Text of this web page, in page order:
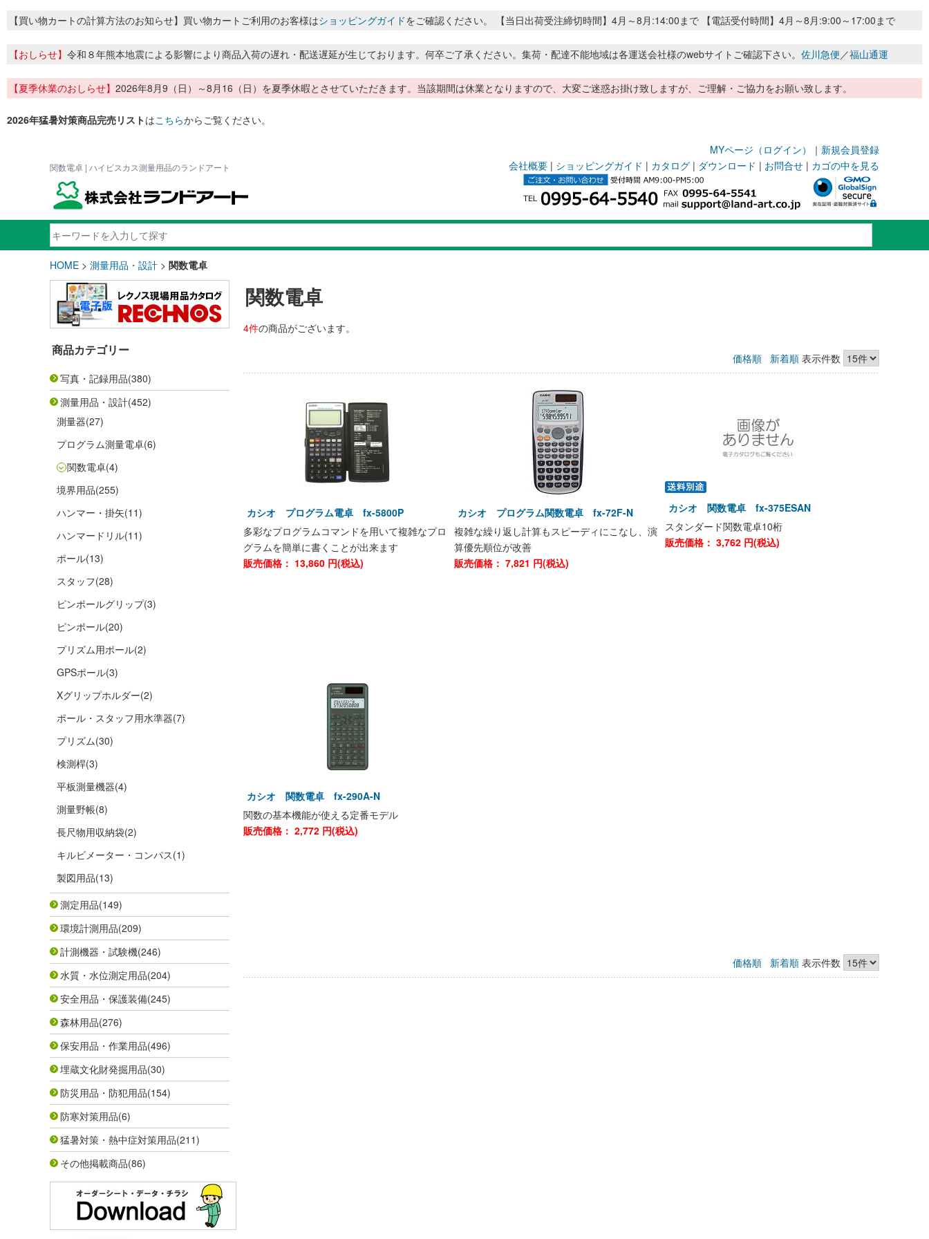
【買い物カートの計算方法のお知らせ】買い物カートご利用のお客様はショッピングガイドをご確認ください。 【当日出荷受注締切時間】4月～8月:14:00まで 【電話受付時間】4月～8月:9:00～17:00まで
【おしらせ】 令和８年熊本地震による影響により商品入荷の遅れ・配送遅延が生じております。何卒ご了承ください。集荷・配達不能地域は各運送会社様のwebサイトご確認下さい。 佐川急便／福山通運
【夏季休業のおしらせ】 2026年8月9（日）～8月16（日）を夏季休暇とさせていただきます。当該期間は休業となりますので、大変ご迷惑お掛け致しますが、ご理解・ご協力をお願い致します。
2026年猛暑対策商品完売リストはこちらからご覧ください。
MYページ（ログイン） ｜ 新規会員登録
関数電卓 | ハイビスカス測量用品のランドアート 会社概要 | ショッピングガイド | カタログ | ダウンロード | お問合せ | カゴの中を見る
HOME > 測量用品・設計 > 関数電卓
商品カテゴリー
写真・記録用品(380)
測量用品・設計(452)
測量器(27)
プログラム測量電卓(6)
関数電卓(4)
境界用品(255)
ハンマー・掛矢(11)
ハンマードリル(11)
ポール(13)
スタッフ(28)
ピンポールグリップ(3)
ピンポール(20)
プリズム用ポール(2)
GPSポール(3)
Xグリップホルダー(2)
ポール・スタッフ用水準器(7)
プリズム(30)
検測桿(3)
平板測量機器(4)
測量野帳(8)
長尺物用収納袋(2)
キルビメーター・コンパス(1)
製図用品(13)
測定用品(149)
環境計測用品(209)
計測機器・試験機(246)
水質・水位測定用品(204)
安全用品・保護装備(245)
森林用品(276)
保安用品・作業用品(496)
埋蔵文化財発掘用品(30)
防災用品・防犯用品(154)
防寒対策用品(6)
猛暑対策・熱中症対策用品(211)
その他掲載商品(86)
関数電卓
4件の商品がございます。
価格順 新着順 表示件数
カシオ プログラム電卓 fx-5800P
多彩なプログラムコマンドを用いて複雑なプロ
グラムを簡単に書くことが出来ます
販売価格： 13,860 円(税込)
カシオ プログラム関数電卓 fx-72F-N
複雑な繰り返し計算もスピーディにこなし、演
算優先順位が改善
販売価格： 7,821 円(税込)
カシオ 関数電卓 fx-375ESAN
スタンダード関数電卓10桁
販売価格： 3,762 円(税込)
カシオ 関数電卓 fx-290A-N
関数の基本機能が使える定番モデル
販売価格： 2,772 円(税込)
価格順 新着順 表示件数